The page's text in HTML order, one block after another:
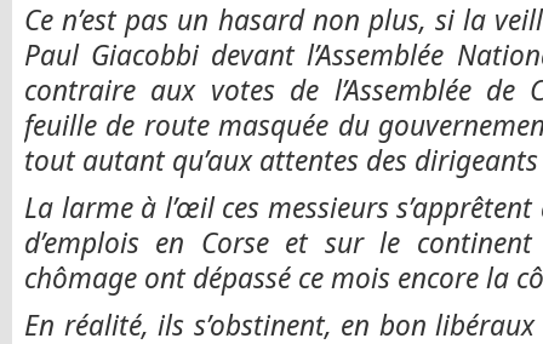
Ce n’est pas un hasard non plus, si la
Paul Giacobbi devant l’Assemblée
contraire aux votes de l’Assemblée
feuille de route masquée du
tout autant qu’aux attentes des dirigeants
La larme à l’œil ces messieurs
d’emplois en Corse et sur le
chômage ont dépassé ce mois encore la
En réalité, ils s’obstinent, en bon